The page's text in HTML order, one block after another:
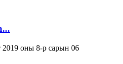
оны 8-р сарын 06